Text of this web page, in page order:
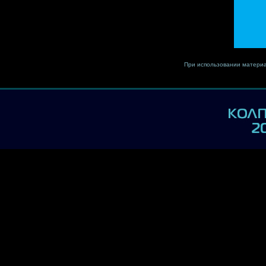
При использовании